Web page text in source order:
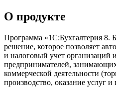
О продукте
Программа «1С:Бухгалтерия 8.
решение, которое позволяет
и налоговый учет организаций
предпринимателей,
коммерческой деятельности
производство, оказание услуг и